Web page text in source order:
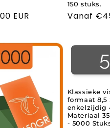
EUR
150 stuks.
Normale
Vanaf
Klassieke
formaat 8,5
enkelzijdig
Materiaal
- 5000